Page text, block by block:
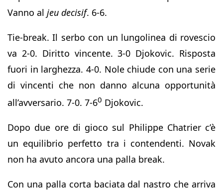
Vanno al jeu decisif. 6-6.
Tie-break. Il serbo con un lungolinea di rovescio
va 2-0. Diritto vincente. 3-0 Djokovic. Risposta
fuori in larghezza. 4-0. Nole chiude con una serie
di vincenti che non danno alcuna opportunità
all’avversario. 7-0. 7-60 Djokovic.
Dopo due ore di gioco sul Philippe Chatrier c’è
un equilibrio perfetto tra i contendenti. Novak
non ha avuto ancora una palla break.
Con una palla corta baciata dal nastro che arriva